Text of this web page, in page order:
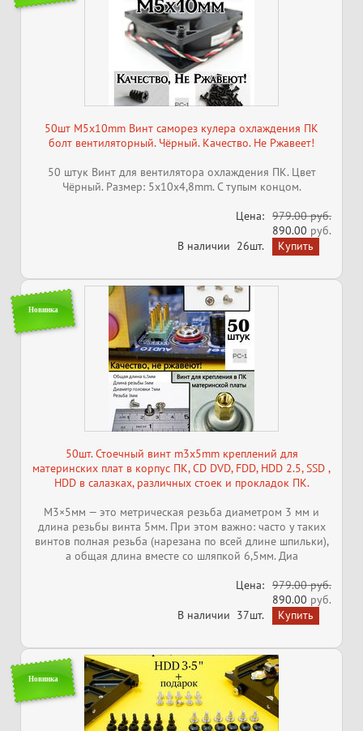
50шт M5x10mm Винт саморез кулера охлаждения ПК
болт вентиляторный. Чёрный. Качество. Не Ржавеет!
50 штук Винт для вентилятора охлаждения ПК. Цвет
Чёрный. Размер: 5х10х4,8mm. С тупым концом.
Цена: 979.00 руб.
890.00 руб.
В наличии 26шт.
Новинка
50шт. Стоечный винт m3x5mm креплений для
материнских плат в корпус ПК, CD DVD, FDD, HDD 2.5, SSD ,
HDD в салазках, различных стоек и прокладок ПК.
M3×5мм — это метрическая резьба диаметром 3 мм и
длина резьбы винта 5мм. При этом важно: часто у таких
винтов полная резьба (нарезана по всей длине шпильки),
а общая длина вместе со шляпкой 6,5мм. Диа
Цена: 979.00 руб.
890.00 руб.
В наличии 37шт.
Новинка